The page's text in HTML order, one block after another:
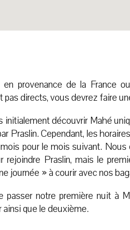
provenance de la France
directs, vous devrez faire
initialement découvrir Mahé
Praslin. Cependant, les
pour le mois suivant.
Praslin, mais le
journée » à courir avec nos
passer notre première nuit à
que le deuxième.